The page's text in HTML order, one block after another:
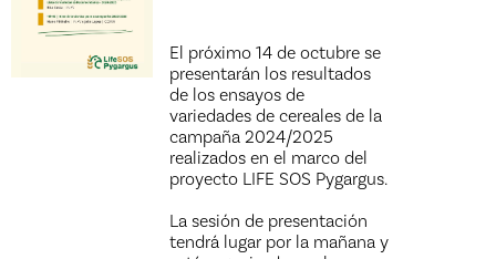
El próximo 14 de octubre se
presentarán los resultados
de los ensayos de
variedades de cereales de la
campaña 2024/2025
realizados en el marco del
proyecto LIFE SOS Pygargus.
La sesión de presentación
tendrá lugar por la mañana y